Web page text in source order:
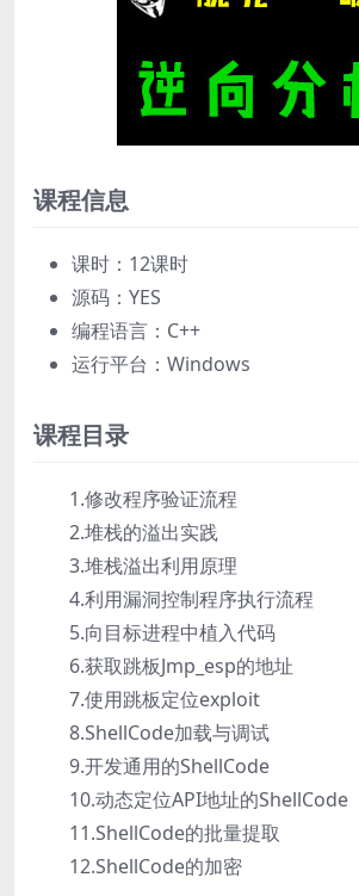
课程信息
课时：12课时
源码：YES
编程语言：C++
运行平台：Windows
课程目录
1.修改程序验证流程
2.堆栈的溢出实践
3.堆栈溢出利用原理
4.利用漏洞控制程序执行流程
5.向目标进程中植入代码
6.获取跳板Jmp_esp的地址
7.使用跳板定位exploit
8.ShellCode加载与调试
9.开发通用的ShellCode
10.动态定位API地址的ShellCode
11.ShellCode的批量提取
12.ShellCode的加密